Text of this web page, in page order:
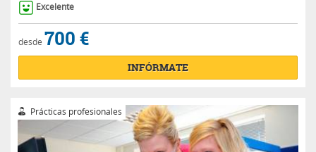
Excelente
desde 700 €
INFÓRMATE
Prácticas profesionales